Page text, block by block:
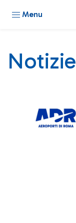
Menu
Notizie